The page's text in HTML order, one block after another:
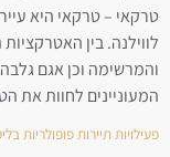
טרקאי – טרקאי היא
לווילנה. בין
והמרשימה וכן אגם
המעוניינים לחוות את
פעילויות תיירות פופולריות